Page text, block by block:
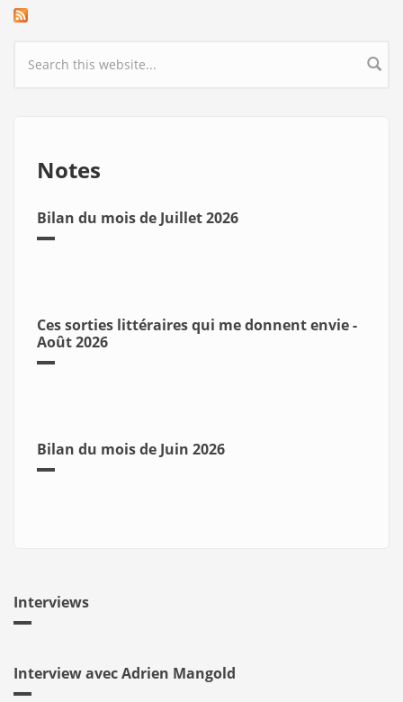
Search form
Notes
Bilan du mois de Juillet 2026
Ces sorties littéraires qui me donnent envie -
Août 2026
Bilan du mois de Juin 2026
Interviews
Interview avec Adrien Mangold